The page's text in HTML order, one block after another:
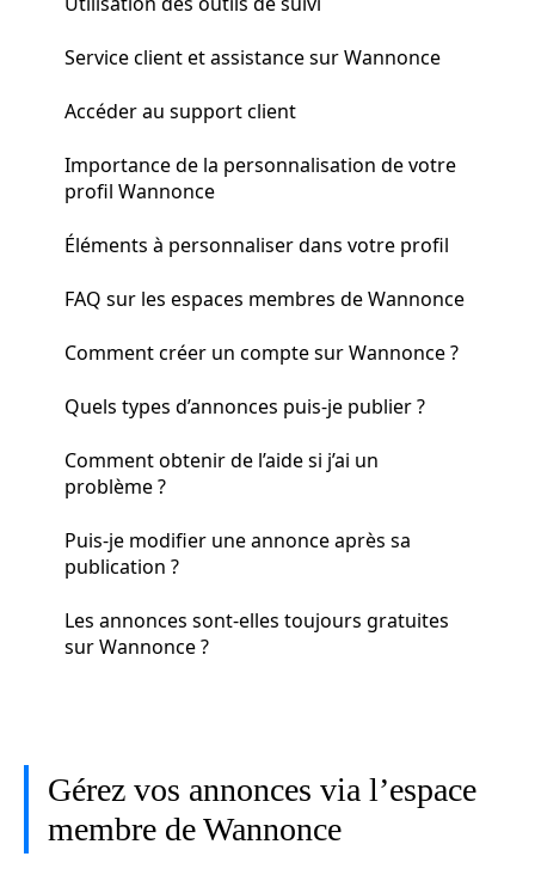
Service client et assistance sur Wannonce
Accéder au support client
Importance de la personnalisation de votre
profil Wannonce
Éléments à personnaliser dans votre profil
FAQ sur les espaces membres de Wannonce
Comment créer un compte sur Wannonce ?
Quels types d’annonces puis-je publier ?
Comment obtenir de l’aide si j’ai un
problème ?
Puis-je modifier une annonce après sa
publication ?
Les annonces sont-elles toujours gratuites
sur Wannonce ?
Gérez vos annonces via l’espace
membre de Wannonce